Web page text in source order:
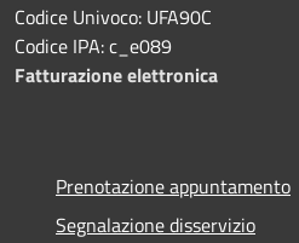
Codice Univoco: UFA90C
Codice IPA: c_e089
Fatturazione elettronica
Prenotazione appuntamento
Segnalazione disservizio